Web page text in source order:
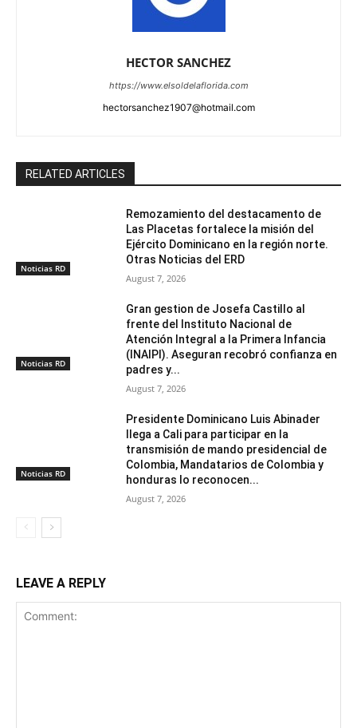
HECTOR SANCHEZ
https://www.elsoldelaflorida.com
hectorsanchez1907@hotmail.com
RELATED ARTICLES
Noticias RD
Remozamiento del destacamento de
Las Placetas fortalece la misión del
Ejército Dominicano en la región norte.
Otras Noticias del ERD
August 7, 2026
Noticias RD
Gran gestion de Josefa Castillo al
frente del Instituto Nacional de
Atención Integral a la Primera Infancia
(INAIPI). Aseguran recobró confianza en
padres y...
August 7, 2026
Noticias RD
Presidente Dominicano Luis Abinader
llega a Cali para participar en la
transmisión de mando presidencial de
Colombia, Mandatarios de Colombia y
honduras lo reconocen...
August 7, 2026
LEAVE A REPLY